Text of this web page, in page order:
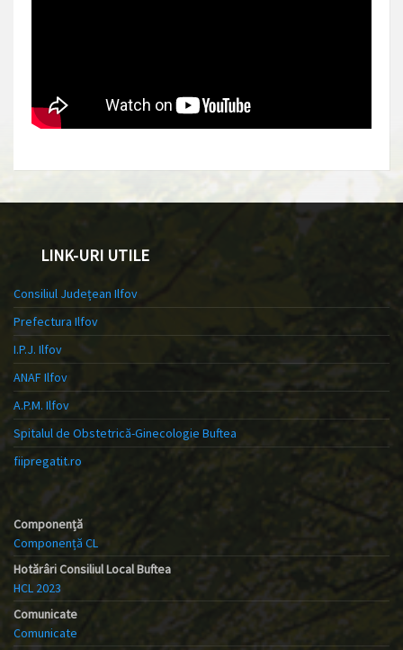
LINK-URI UTILE
Consiliul Județean Ilfov
Prefectura Ilfov
I.P.J. Ilfov
ANAF Ilfov
A.P.M. Ilfov
Spitalul de Obstetrică-Ginecologie Buftea
fiipregatit.ro
Componență
Componență CL
Hotărâri Consiliul Local Buftea
HCL 2023
Comunicate
Comunicate